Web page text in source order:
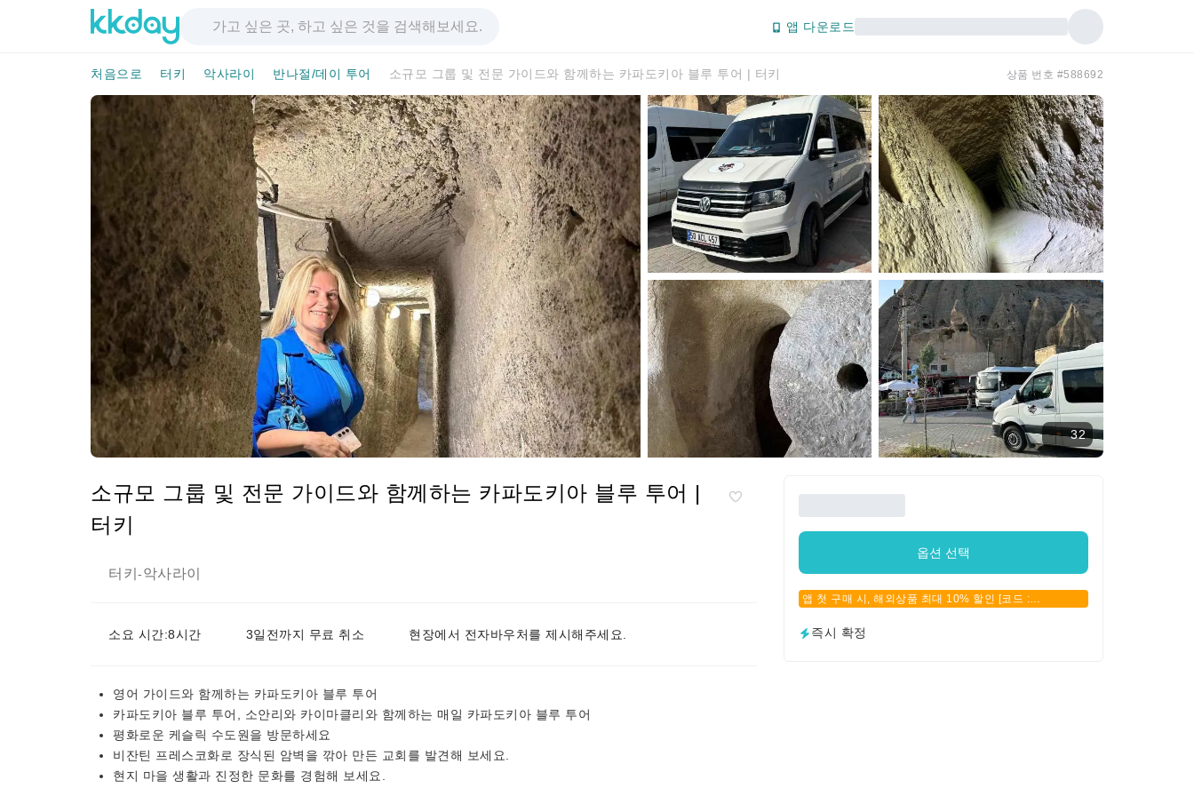
앱 다운로드
처음으로 터키 악사라이 반나절/데이 투어 소규모 그룹 및 전문 가이드와 함께하는 카파도키아 블루 투어 | 터키 상품 번호 #588692
32
소규모 그룹 및 전문 가이드와 함께하는 카파도키아 블루 투어 |
터키
터키 -악사라이
소요 시간:8시간 3일전까지 무료 취소 현장에서 전자바우처를 제시해주세요.
영어 가이드와 함께하는 카파도키아 블루 투어
카파도키아 블루 투어, 소안리와 카이마클리와 함께하는 매일 카파도키아 블루 투어
평화로운 케슬릭 수도원을 방문하세요
비잔틴 프레스코화로 장식된 암벽을 깎아 만든 교회를 발견해 보세요.
현지 마을 생활과 진정한 문화를 경험해 보세요.
옵션 선택
앱 첫 구매 시, 해외상품 최대 10% 할인 [코드 :
즉시 확정